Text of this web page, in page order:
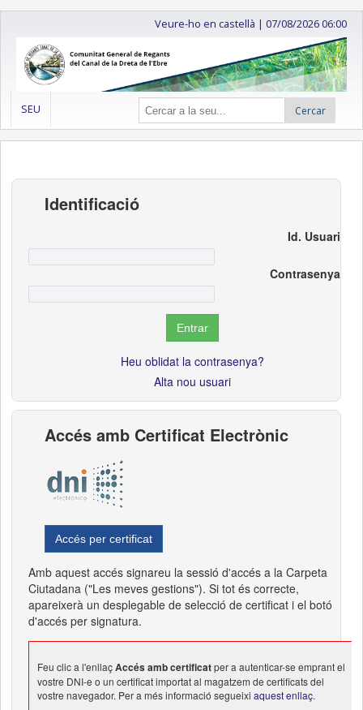
Veure-ho en castellà |07/08/2026 06:00
SEU Cercar
Identificació
Id. Usuari
Contrasenya
Heu oblidat la contrasenya?
Alta nou usuari
Accés amb Certificat Electrònic
Accés per certificat
Amb aquest accés signareu la sessió d'accés a la Carpeta
Ciutadana ("Les meves gestions"). Si tot és correcte,
apareixerà un desplegable de selecció de certificat i el botó
d'accés per signatura.
Feu clic a l'enllaçAccés amb certificatper a autenticar-se emprant el
vostre DNI-e o un certificat importat al magatzem de certificats del
vostre navegador. Per a més informació segueixi aquest enllaç.